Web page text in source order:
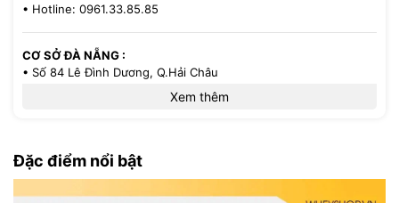
• Hotline: 0961.33.85.85
CƠ SỞ ĐÀ NẴNG :
• Số 84 Lê Đình Dương, Q.Hải Châu
• 521/36 Cách Mạng Tháng 8 - P.13 - Q.10
• Hotline: 0971.33.85.85
Xem thêm
Đặc điểm nổi bật